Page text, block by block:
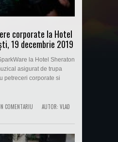
corporate la Hotel
19 decembrie 2019
la Hotel Sheraton
asigurat de trupa
petreceri corporate si
COMENTARIU AUTOR: VLAD